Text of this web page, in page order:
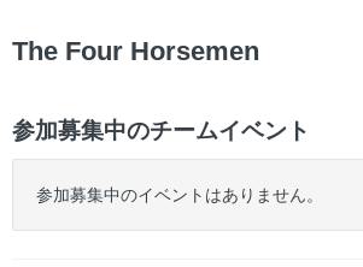
The Four Horsemen
参加募集中のチームイベント
参加募集中のイベントはありません。